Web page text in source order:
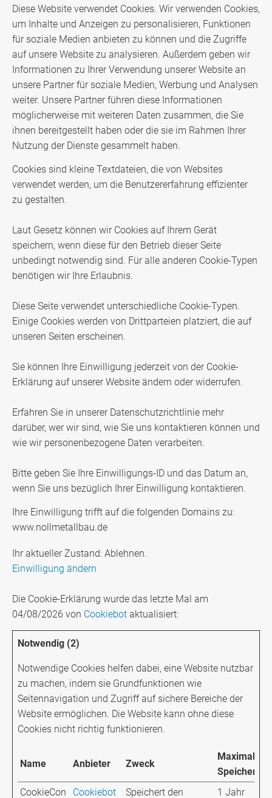
Diese Website verwendet Cookies. Wir verwenden Cookies,
um Inhalte und Anzeigen zu personalisieren, Funktionen
für soziale Medien anbieten zu können und die Zugriffe
auf unsere Website zu analysieren. Außerdem geben wir
Informationen zu Ihrer Verwendung unserer Website an
unsere Partner für soziale Medien, Werbung und Analysen
weiter. Unsere Partner führen diese Informationen
möglicherweise mit weiteren Daten zusammen, die Sie
ihnen bereitgestellt haben oder die sie im Rahmen Ihrer
Nutzung der Dienste gesammelt haben.
Cookies sind kleine Textdateien, die von Websites
verwendet werden, um die Benutzererfahrung effizienter
zu gestalten.
Laut Gesetz können wir Cookies auf Ihrem Gerät
speichern, wenn diese für den Betrieb dieser Seite
unbedingt notwendig sind. Für alle anderen Cookie-Typen
benötigen wir Ihre Erlaubnis.
Diese Seite verwendet unterschiedliche Cookie-Typen.
Einige Cookies werden von Drittparteien platziert, die auf
unseren Seiten erscheinen.
Sie können Ihre Einwilligung jederzeit von der Cookie-
Erklärung auf unserer Website ändern oder widerrufen.
Erfahren Sie in unserer Datenschutzrichtlinie mehr
darüber, wer wir sind, wie Sie uns kontaktieren können und
wie wir personenbezogene Daten verarbeiten.
Bitte geben Sie Ihre Einwilligungs-ID und das Datum an,
wenn Sie uns bezüglich Ihrer Einwilligung kontaktieren.
Ihre Einwilligung trifft auf die folgenden Domains zu:
www.nollmetallbau.de
Ihr aktueller Zustand: Ablehnen.
Einwilligung ändern
Die Cookie-Erklärung wurde das letzte Mal am
04/08/2026 von Cookiebot aktualisiert:
Notwendig (2)
Notwendige Cookies helfen dabei, eine Website nutzbar
zu machen, indem sie Grundfunktionen wie
Seitennavigation und Zugriff auf sichere Bereiche der
Website ermöglichen. Die Website kann ohne diese
Cookies nicht richtig funktionieren.
Name Anbieter Zweck
Maximale
CookieCon
Cookiebot
Speichert den
1 Jahr